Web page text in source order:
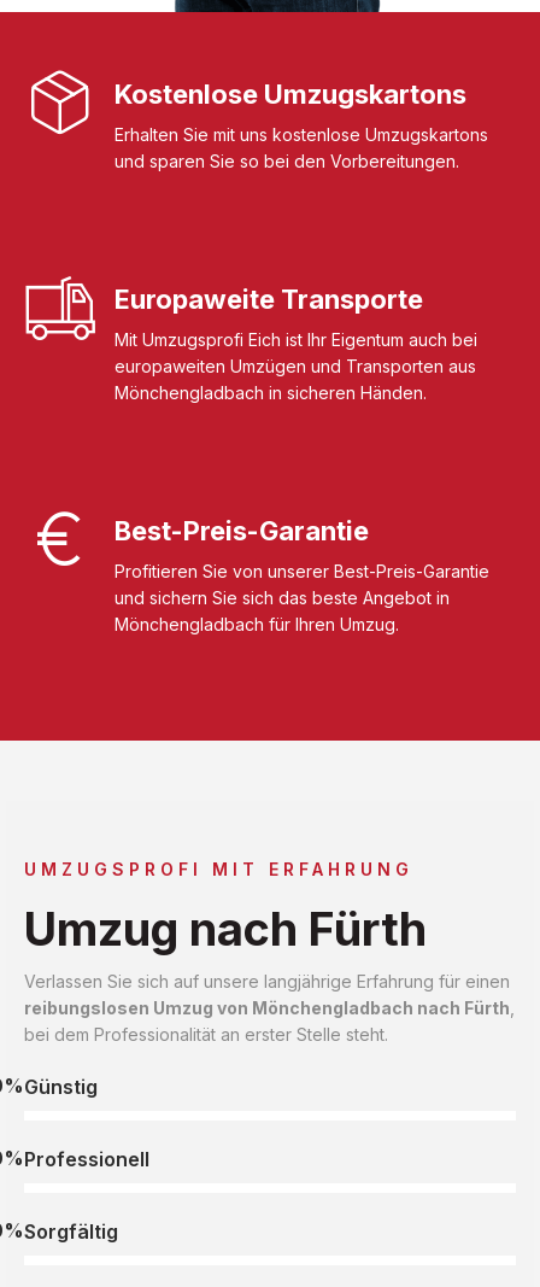
Kostenlose Umzugskartons
Erhalten Sie mit uns kostenlose Umzugskartons
und sparen Sie so bei den Vorbereitungen.
Europaweite Transporte
Mit Umzugsprofi Eich ist Ihr Eigentum auch bei
europaweiten Umzügen und Transporten aus
Mönchengladbach in sicheren Händen.
Best-Preis-Garantie
Profitieren Sie von unserer Best-Preis-Garantie
und sichern Sie sich das beste Angebot in
Mönchengladbach für Ihren Umzug.
UMZUGSPROFI MIT ERFAHRUNG
Umzug nach Fürth
Verlassen Sie sich auf unsere langjährige Erfahrung für einen
reibungslosen Umzug von Mönchengladbach nach Fürth
bei dem Professionalität an erster Stelle steht.
Günstig
Professionell
Sorgfältig